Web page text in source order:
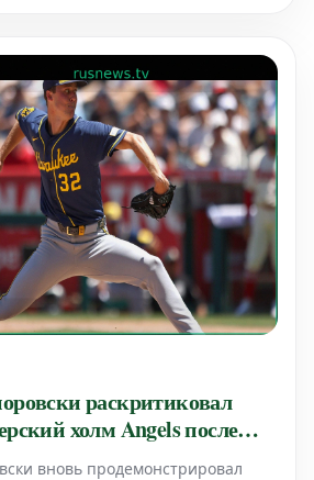
раскритиковал
холм Angels после
вновь продемонстрировал